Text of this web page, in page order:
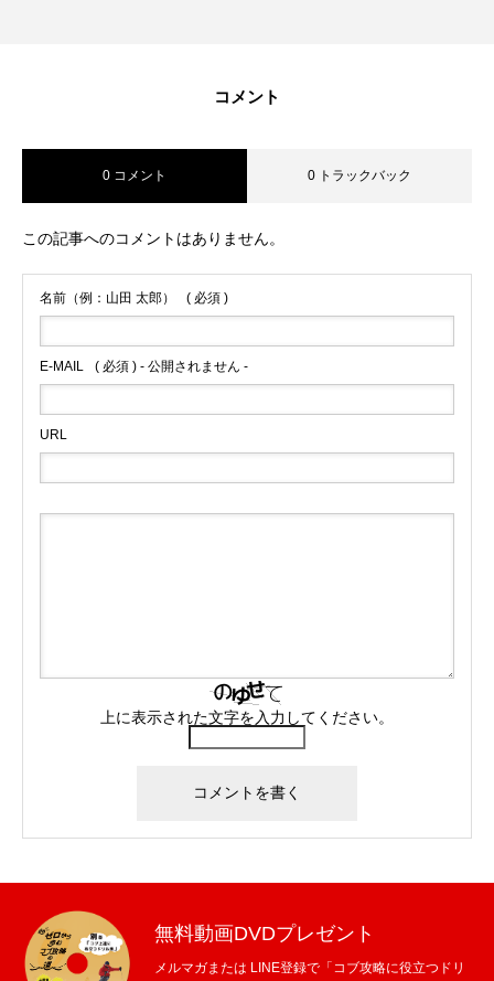
コメント
0 コメント 0 トラックバック
この記事へのコメントはありません。
名前（例：山田 太郎） ( 必須 )
E-MAIL ( 必須 ) - 公開されません -
URL
上に表示された文字を入力してください。
無料動画DVDプレゼント
メルマガまたは LINE登録で「コブ攻略に役立つドリ